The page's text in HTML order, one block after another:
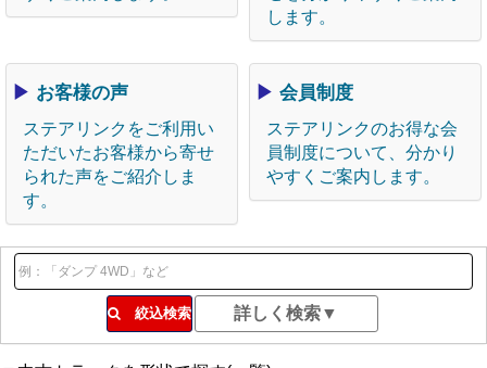
します。
▶ お客様の声
ステアリンクをご利用い
ただいたお客様から寄せ
られた声をご紹介しま
す。
▶ 会員制度
ステアリンクのお得な会
員制度について、分かり
やすくご案内します。
絞込検索